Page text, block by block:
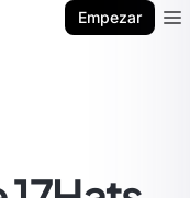
Empezar